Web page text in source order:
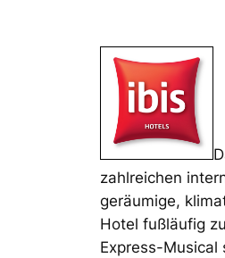
zahlreichen
geräumige,
Hotel fußläufig
Express-